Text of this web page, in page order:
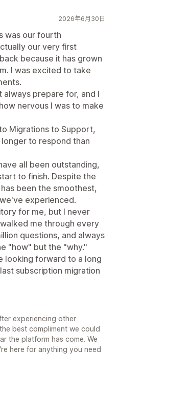
2026年6月30日
was our fourth
our very first
because it has grown
I was excited to take
always prepare for, and I
nervous I was to make
Migrations to Support,
to respond than
all been outstanding,
to finish. Despite the
been the smoothest,
experienced.
for me, but I never
me through every
questions, and always
"how" but the "why."
looking forward to a long
subscription migration
experiencing other
best compliment we could
the platform has come. We
here for anything you need